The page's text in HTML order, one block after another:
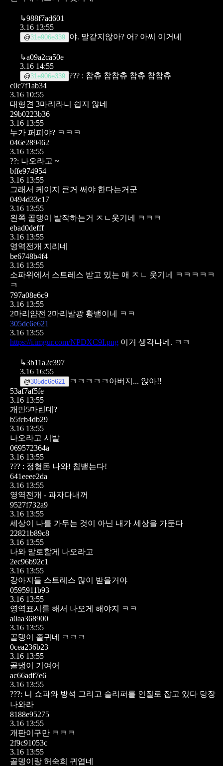
↳988f7ad601
3.16 13:55
@31e906e339 야. 말같지않아? 어? 아씨 이거네
↳a09a2ca50e
3.16 14:55
@31e906e339 ??? : 찹츄 찹찹츄 찹츄 찹찹츄
c0c7f1ab34
3.16 10:55
대형견 3마리라니 쉽지 않네
29b0223b36
3.16 13:55
누가 퍼피야? ㅋㅋㅋ
046e289462
3.16 13:55
??: 나오라고 ~
bffe974954
3.16 13:55
그래서 케이지 큰거 써야 한다는거군
0494d33c17
3.16 13:55
왼쪽 골댕이 발작하는거 ㅈㄴ웃기네 ㅋㅋㅋ
ebad0defff
3.16 13:55
영역전개 지리네
be6748b4f4
3.16 13:55
소파위에서 스트레스 받고 있는 애 ㅈㄴ 웃기네 ㅋㅋㅋㅋㅋ
ㅋ
797a08e6c9
3.16 13:55
2마리얌전 2마리발광 황밸이네 ㅋㅋ
305dc6e621
3.16 13:55
https://i.imgur.com/NPDXC9I.png 이거 생각나네. ㅋㅋ
↳3b11a2c397
3.16 16:55
@305dc6e621
ㅋㅋㅋㅋㅋ아버지... 앉아!!
53af7af5fe
3.16 13:55
개만5마린데?
b5fcb4db29
3.16 13:55
나오라고 시발
069572364a
3.16 13:55
??? : 정형돈 나와! 침뱉는다!
641eeee2da
3.16 13:55
영역전개 - 과자다내꺼
9527f732a9
3.16 13:55
세상이 나를 가두는 것이 아닌 내가 세상을 가둔다
22821b89c8
3.16 13:55
나와 말로할게 나오라고
2ec96b92c1
3.16 13:55
강아지들 스트레스 많이 받을거야
0595911b93
3.16 13:55
영역표시를 해서 나오게 해야지 ㅋㅋ
a0aa368900
3.16 13:55
골댕이 졸귀네 ㅋㅋㅋ
0cea236b23
3.16 13:55
골댕이 기여어
ac66adf7e6
3.16 13:55
???: 니 쇼파와 방석 그리고 슬리퍼를 인질로 잡고 있다 당장
나와라
8188e95275
3.16 13:55
개판이구만 ㅋㅋㅋ
2f9c91053c
3.16 13:55
골뎅이랑 허숙희 귀엽네